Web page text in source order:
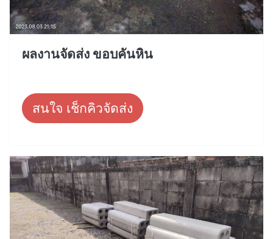
ผลงานจัดส่ง ขอบคันหิน
สนใจ เช็กคิวจัดส่ง